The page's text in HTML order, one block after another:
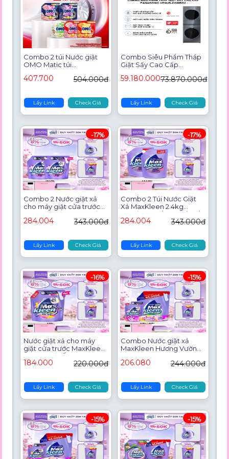
Combo 2 túi Nước giặt
OMO Matic túi
tùy lô nhập hàng)
407.700 504.000đ
Lấy Link Check Giá
Combo Siêu Phẩm Tháp
Giặt Sấy Cao Cấp
COMBO2 - Giặt lọc nước
Nanoe™ X
59.180.00073.870.000đ
Lấy Link Check Giá
Combo 2 Nước giặt xả
cho máy giặt cửa trước
MaxKleen hương Huyền
Diệu 2.2kg
284.004 343.000đ
Lấy Link Check Giá
-17%
Combo 2 Túi Nước Giặt
Xả MaxKleen 2.4kg
(Huyền Diệu/ Hoa Nắng/
Vườn Sớm Mai/ Cam Sả)
284.004 343.000đ
Lấy Link Check Giá
-17%
Nước giặt xả cho máy
giặt cửa trước MaxKleen
hương Dấu Ấn Ngọt
Ngào 3.6kg
184.000 220.000đ
Lấy Link Check Giá
-16%
Combo Nước giặt xả
MaxKleen Hương Vườn
600g
206.080 244.000đ
Lấy Link Check Giá
-15%
-15% -15%